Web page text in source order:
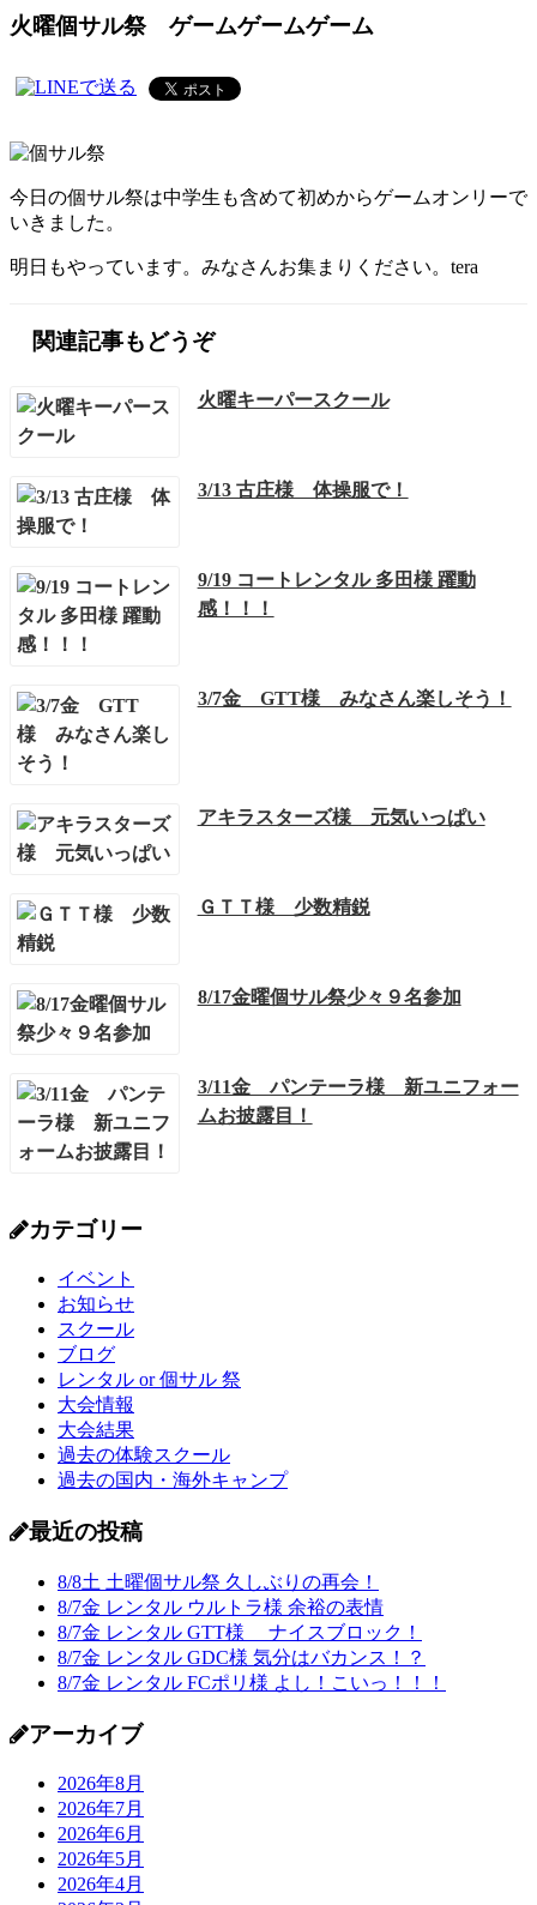
火曜個サル祭 ゲームゲームゲーム
今日の個サル祭は中学生も含めて初めからゲームオンリーで
いきました。
明日もやっています。みなさんお集まりください。tera
関連記事もどうぞ
火曜キーパースクール
3/13 古庄様 体操服で！
9/19 コートレンタル 多田様 躍動
感！！！
3/7金 GTT様 みなさん楽しそう！
アキラスターズ様 元気いっぱい
ＧＴＴ様 少数精鋭
8/17金曜個サル祭少々９名参加
3/11金 パンテーラ様 新ユニフォー
ムお披露目！
カテゴリー
イベント
お知らせ
スクール
ブログ
レンタル or 個サル 祭
大会情報
大会結果
過去の体験スクール
過去の国内・海外キャンプ
最近の投稿
8/8土 土曜個サル祭 久しぶりの再会！
8/7金 レンタル ウルトラ様 余裕の表情
8/7金 レンタル GTT様 ナイスブロック！
8/7金 レンタル GDC様 気分はバカンス！？
8/7金 レンタル FCポリ様 よし！こいっ！！！
アーカイブ
2026年8月
2026年7月
2026年6月
2026年5月
2026年4月